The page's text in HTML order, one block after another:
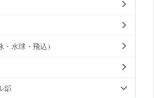
・水球・飛込）
部